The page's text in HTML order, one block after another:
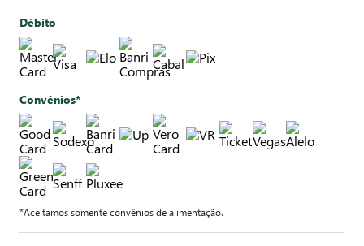
Débito
Convênios*
*Aceitamos somente convênios de alimentação.